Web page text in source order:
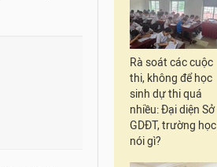
Rà soát các cuộc
thi, không để học
sinh dự thi quá
nhiều: Đại diện Sở
GDĐT, trường học
nói gì?